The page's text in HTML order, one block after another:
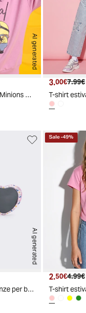
AI generated
Felpa manica lunga Minions con stampa - Rosa
3.00€7.99€
AI generated
Occhiali da sole licenze per bambine - Rosa
Sale-49%
2.50€4.99€